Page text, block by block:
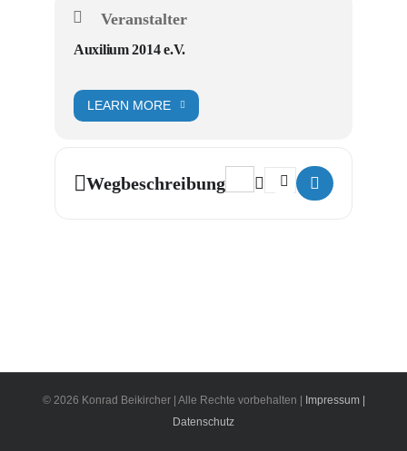
Veranstalter
Auxilium 2014 e.V.
LEARN MORE
WegbeschreibungAddress - Swing meets
Destination Address -
© 2026 Konrad Beikircher | Alle Rechte vorbehalten |
Impressum |
Datenschutz